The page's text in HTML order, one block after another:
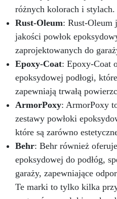
zawiera szczegółowe
co czyni go dostępnym
nie mają
żywicą epoksydową.
jesteś entuzjastą
profesjonalistą,
rezultaty,
robocze w trwałe
pigmentów, zestaw
wybrane narzędzia,
zapewniają
wykończenie. Od
wykończenie, każdy
aby
przekraczający
powierzchnię o
różnych kolorach i stylach.
Rust-Oleum: Rust-Oleum
jakości powłok
zaprojektowanych do
Epoxy-Coat: Epoxy-Coat
epoksydowej podłogi,
zapewniają trwałą
ArmorPoxy: ArmorPoxy
zestawy powłoki
które są zarówno
Behr: Behr również
epoksydowej do podłóg,
garaży, zapewniające
Te marki to tylko kilka